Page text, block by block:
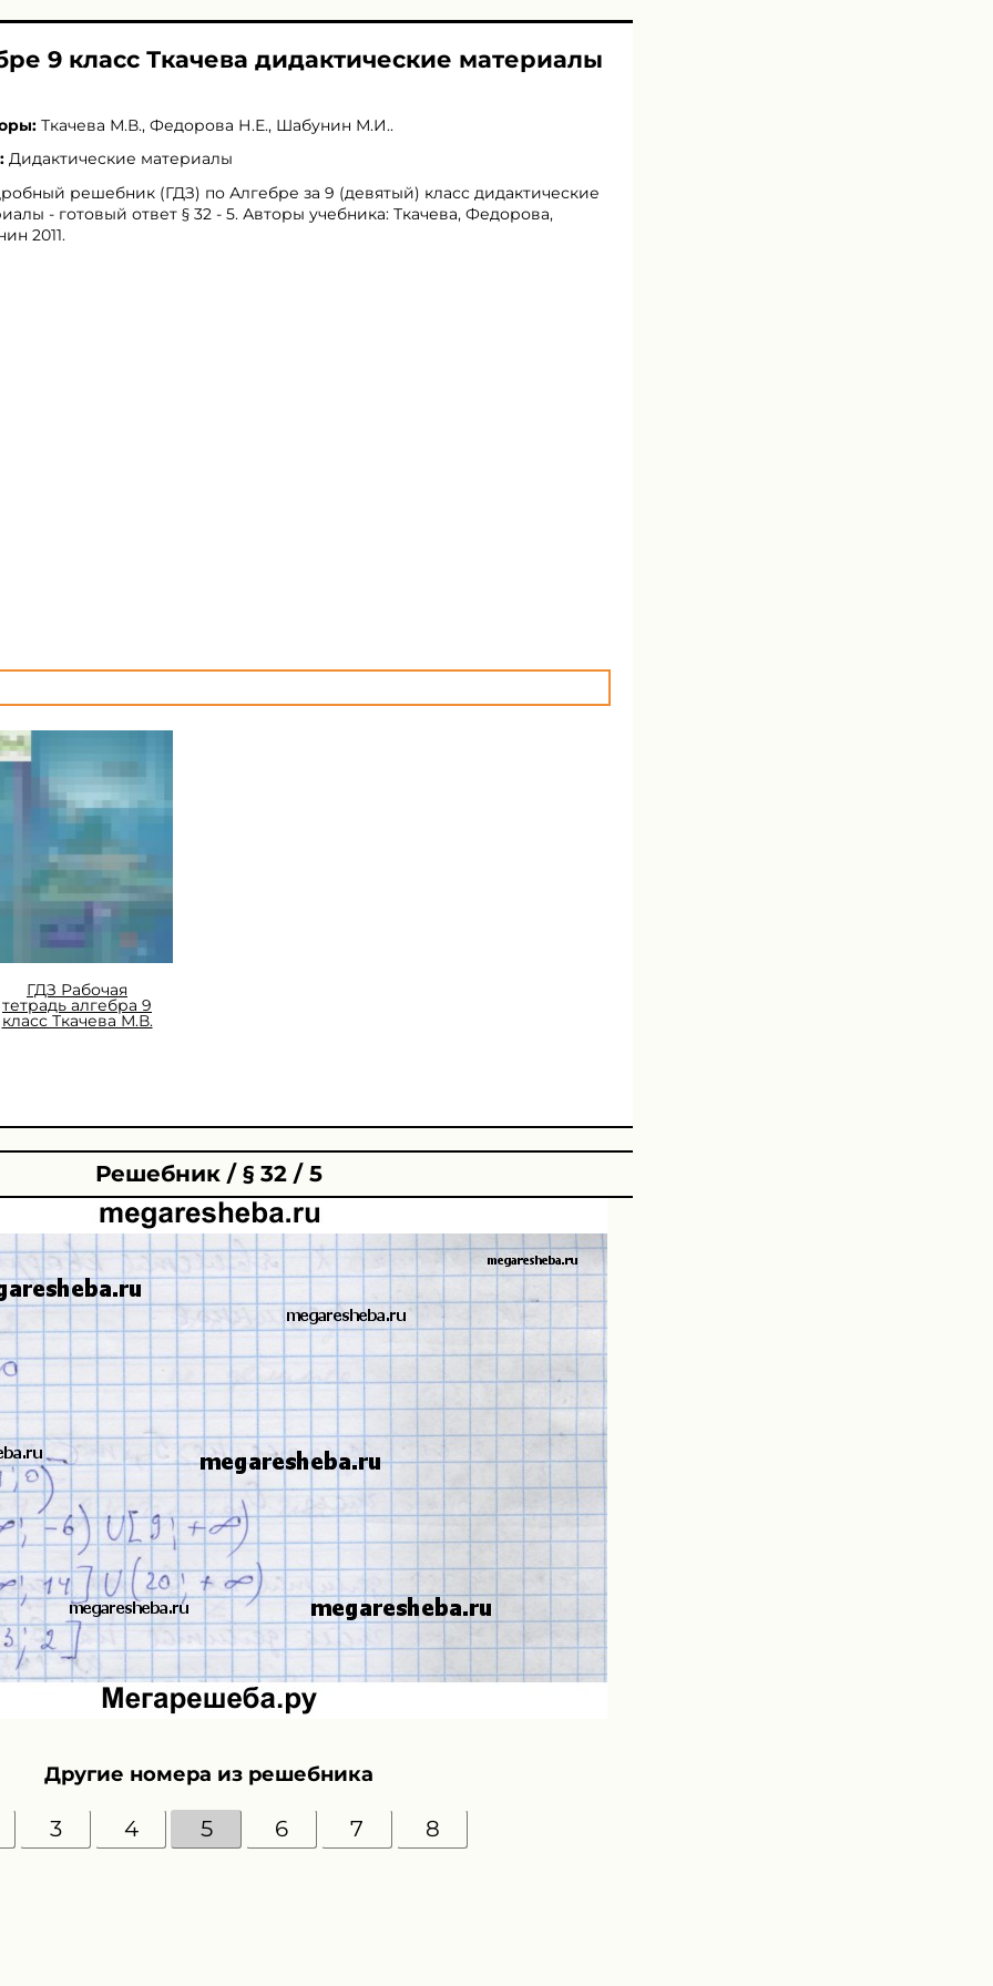
9 класс Ткачева дидактические материалы
Ткачева М.В., Федорова Н.Е., Шабунин М.И..
Дидактические материалы
решебник (ГДЗ) по Алгебре за 9 (девятый) класс дидактические
- готовый ответ § 32 - 5. Авторы учебника: Ткачева, Федорова,
2011.
ГДЗ Рабочая
тетрадь алгебра 9
класс Ткачева М.В.
Решебник / § 32 / 5
Другие номера из решебника
3 4 5 6 7 8